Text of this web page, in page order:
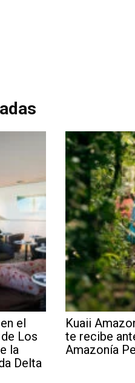
el
Los
la
Delta
Kuaii
te recibe
Amazonía